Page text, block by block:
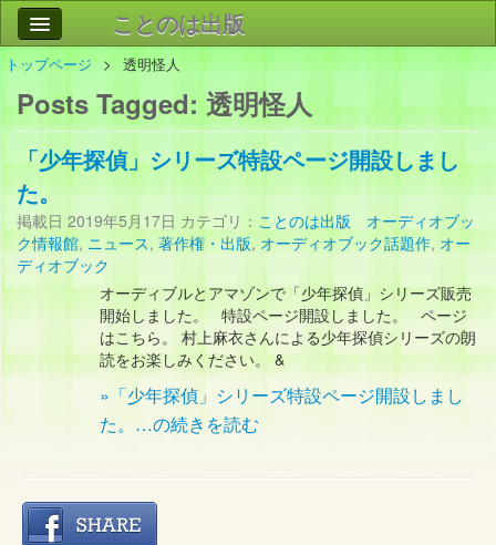
ことのは出版
作品
会社情報
お問い合わせ
検索
トップページ 透明怪人
Posts Tagged: 透明怪人
「少年探偵」シリーズ特設ページ開設しまし
た。
掲載日 2019年5月17日 カテゴリ： ことのは出版 オーディオブッ
ク情報館, ニュース, 著作権・出版, オーディオブック話題作, オー
ディオブック
オーディブルとアマゾンで「少年探偵」シリーズ販売
開始しました。 特設ページ開設しました。 ページ
はこちら。 村上麻衣さんによる少年探偵シリーズの朗
読をお楽しみください。 &
»「少年探偵」シリーズ特設ページ開設しまし
た。…の続きを読む